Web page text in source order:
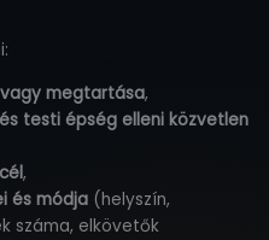
megtartása,
testi épség elleni közvetlen
,
és módja (helyszín,
száma, elkövetők